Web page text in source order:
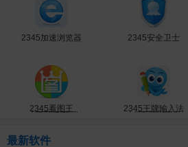
2345加速浏览器 2345安全卫士
2345看图王 2345王牌输入法
钉钉 千牛
阿里旺旺 淘宝助理
百度文库 百度翻译
百度输入法
网易CC直播 网易有道词典
网易云音乐 网易邮箱大师
WPSOffice2019 金山文档
金山毒霸 金山PDF
爱奇艺 爱奇艺直播伴侣
美图云修 美图秀秀
迅雷 迅雷影音
AdobeFlashPlayer Photoshop
Windows10 Office2019
Office2010 Windows7
UC浏览器
搜狗输入法 搜狗高速浏览器
360安全桌面 360急救盘
360安全浏览器 360极速浏览器
企业微信 腾讯网游加速器
腾讯QQ 腾讯文档
最新软件